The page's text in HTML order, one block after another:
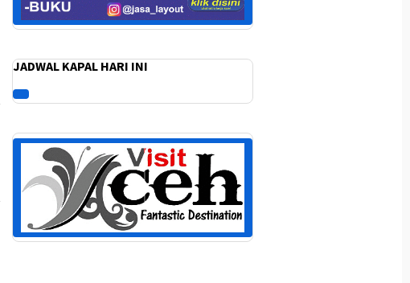
JADWAL KAPAL HARI INI